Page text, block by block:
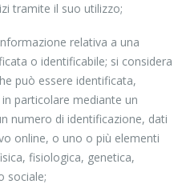
tramite il suo utilizzo;
relativa a una
o identificabile; si considera
può essere identificata,
particolare mediante un
numero di identificazione, dati
online, o uno o più elementi
fisiologica, genetica,
sociale;